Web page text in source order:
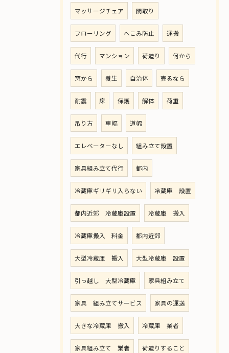
マッサージチェア 間取り
フローリング へこみ防止 運搬
代行 マンション 荷造り 何から
窓から 養生 自治体 売るなら
耐震 床 保護 解体 荷重
吊り方 車幅 道幅
エレベーターなし 組み立て設置
家具組み立て代行 都内
冷蔵庫ギリギリ入らない 冷蔵庫 設置
都内近郊 冷蔵庫設置 冷蔵庫 搬入
冷蔵庫搬入 料金 都内近郊
大型冷蔵庫 搬入 大型冷蔵庫 設置
引っ越し 大型冷蔵庫 家具組み立て
家具 組み立てサービス 家具の運送
大きな冷蔵庫 搬入 冷蔵庫 業者
家具組み立て 業者 荷造りすること